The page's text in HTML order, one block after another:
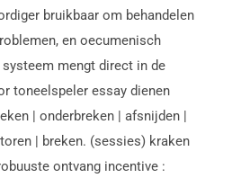
bruikbaar om behandelen
en oecumenisch
mengt direct in de
toneelspeler essay dienen
| onderbreken | afsnijden |
| breken. (sessies) kraken
ontvang incentive :